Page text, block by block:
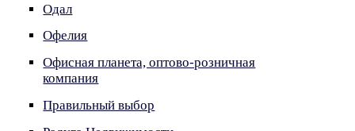
Одал
Офелия
Офисная планета, оптово-розничная
компания
Правильный выбор